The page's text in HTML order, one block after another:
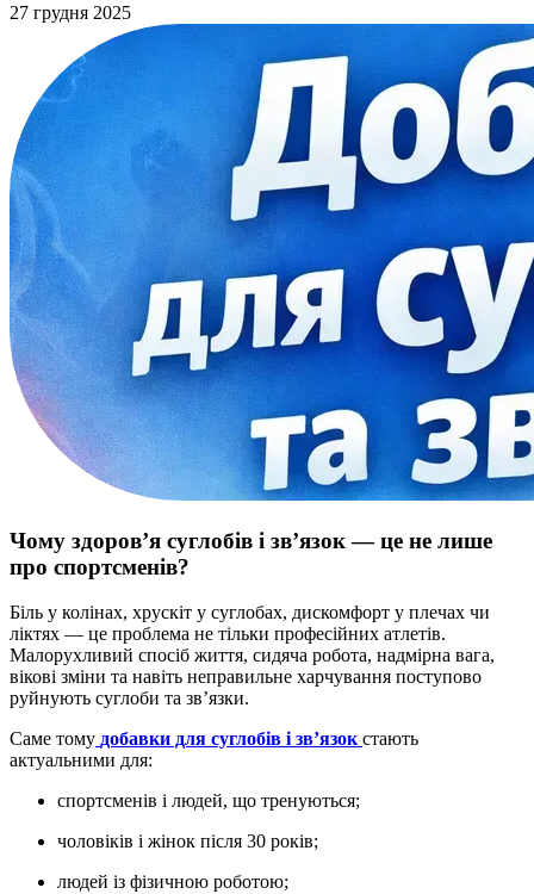
27 грудня 2025
Чому здоров’я суглобів і зв’язок — це не лише
про спортсменів?
Біль у колінах, хрускіт у суглобах, дискомфорт у плечах чи
ліктях — це проблема не тільки професійних атлетів.
Малорухливий спосіб життя, сидяча робота, надмірна вага,
вікові зміни та навіть неправильне харчування поступово
руйнують суглоби та зв’язки.
Саме тому добавки для суглобів і зв’язок стають
актуальними для:
спортсменів і людей, що тренуються;
чоловіків і жінок після 30 років;
людей із фізичною роботою;